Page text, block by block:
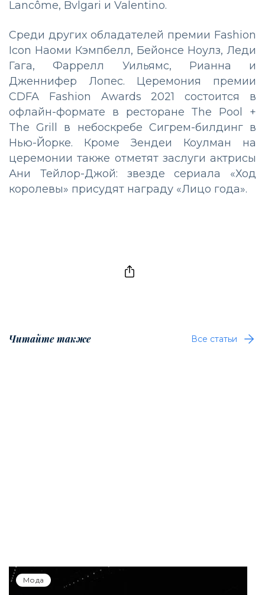
Lancôme, Bvlgari и Valentino.
Среди других обладателей премии Fashion
Icon Наоми Кэмпбелл, Бейонсе Ноулз, Леди
Гага, Фаррелл Уильямс, Рианна и
Дженнифер Лопес. Церемония премии
CDFA Fashion Awards 2021 состоится в
офлайн-формате в ресторане The Pool +
The Grill в небоскребе Сигрем-билдинг в
Нью-Йорке. Кроме Зендеи Коулман на
церемонии также отметят заслуги актрисы
Ани Тейлор-Джой: звезде сериала «Ход
королевы» присудят награду «Лицо года».
Читайте также Все статьи
Мода